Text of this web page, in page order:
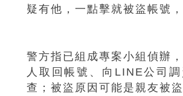
疑有他，一點擊就被盜帳號，
警方指已組成專案小組偵辦
人取回帳號、向LINE公司
查；被盜原因可能是親友被